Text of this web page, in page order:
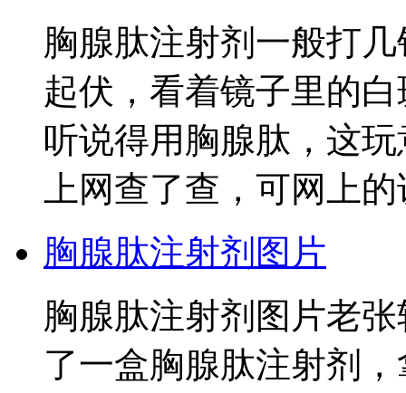
胸腺肽注射剂一般打
起伏，看着镜子里的
听说得用胸腺肽，这
上网查了查，可网上
胸腺肽注射剂图片
胸腺肽注射剂图片老
了一盒胸腺肽注射剂